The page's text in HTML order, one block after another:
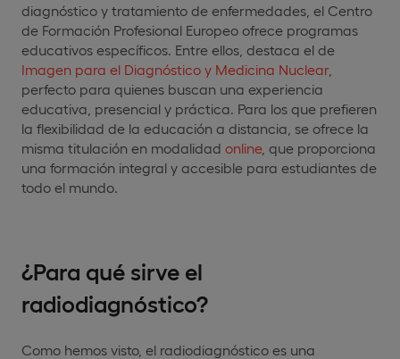
diagnóstico y tratamiento de enfermedades, el Centro
de Formación Profesional Europeo ofrece programas
educativos específicos. Entre ellos, destaca el de
Imagen para el Diagnóstico y Medicina Nuclear
perfecto para quienes buscan una experiencia
educativa, presencial y práctica. Para los que prefieren
la flexibilidad de la educación a distancia, se ofrece la
misma titulación en modalidad online, que proporciona
una formación integral y accesible para estudiantes de
todo el mundo.
¿Para qué sirve el
radiodiagnóstico?
Como hemos visto, el radiodiagnóstico es una